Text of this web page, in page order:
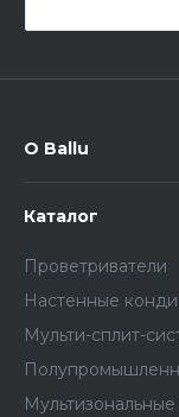
О Ballu
Каталог
Проветриватели
Настенные
Мульти-сплит-